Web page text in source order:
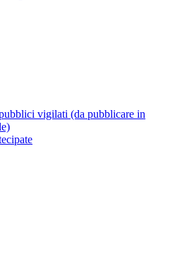
vigilati (da pubblicare in